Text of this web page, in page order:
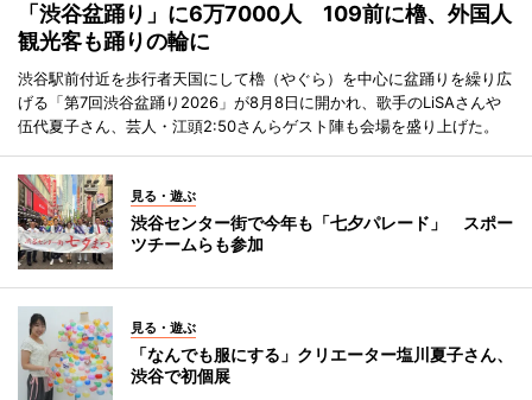
「渋谷盆踊り」に6万7000人 109前に櫓、外国人
観光客も踊りの輪に
渋谷駅前付近を歩行者天国にして櫓（やぐら）を中心に盆踊りを繰り広
げる「第7回渋谷盆踊り2026」が8月8日に開かれ、歌手のLiSAさんや
伍代夏子さん、芸人・江頭2:50さんらゲスト陣も会場を盛り上げた。
見る・遊ぶ
渋谷センター街で今年も「七夕パレード」 スポー
ツチームらも参加
見る・遊ぶ
「なんでも服にする」クリエーター塩川夏子さん、
渋谷で初個展